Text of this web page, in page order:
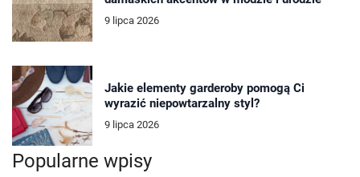
9 lipca 2026
Jakie elementy garderoby pomogą Ci
wyrazić niepowtarzalny styl?
9 lipca 2026
Popularne wpisy